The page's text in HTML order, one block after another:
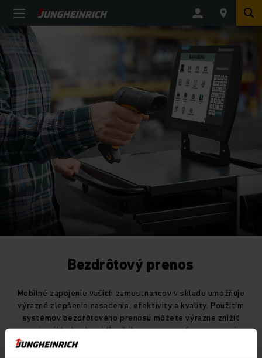
Bezdrôtový prenos
Mobilné zapojenie vašich zamestnancov v sklade umožňuje
výrazné zlepšenie nasadenia, efektivity a kvality. Použitím
systémov bezdrôtového prenosu môžete výrazne znížiť
svoje náklady, ako aj flexibilne zareagovať na zmenené
priority týkajúce sa zákaziek. Z jednej ruky pre vás